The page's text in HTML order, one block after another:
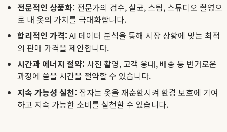
전문적인 상품화: 전문가의 검수, 살균, 스팀, 스튜디오 촬영으
로 내 옷의 가치를 극대화합니다.
합리적인 가격: AI 데이터 분석을 통해 시장 상황에 맞는 최적
의 판매 가격을 제안합니다.
시간과 에너지 절약: 사진 촬영, 고객 응대, 배송 등 번거로운
과정에 쏟을 시간을 절약할 수 있습니다.
지속 가능성 실천: 잠자는 옷을 재순환시켜 환경 보호에 기여
하고 지속 가능한 소비를 실천할 수 있습니다.